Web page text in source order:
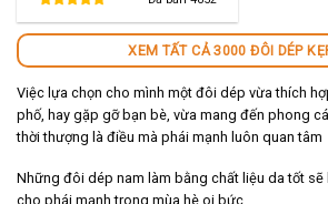
280,000 ₫.là:
140,000 ₫.
XEM TẤT CẢ 3000 ĐÔI DÉP
Việc lựa chọn cho mình một đôi dép vừa thích
phố, hay gặp gỡ bạn bè, vừa mang đến phong
thời thượng là điều mà phái mạnh luôn quan tâm
Những đôi dép nam làm bằng chất liệu da tốt sẽ
cho phái mạnh trong mùa hè oi bức